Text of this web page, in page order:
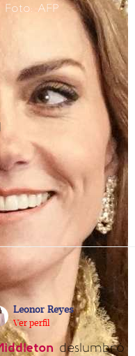
AFP
Leonor Reyes
Ver perfil
deslumbró